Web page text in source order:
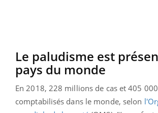
Le paludisme est
pays du monde
En 2018, 228 millions de cas et 405
comptabilisés dans le monde, selon